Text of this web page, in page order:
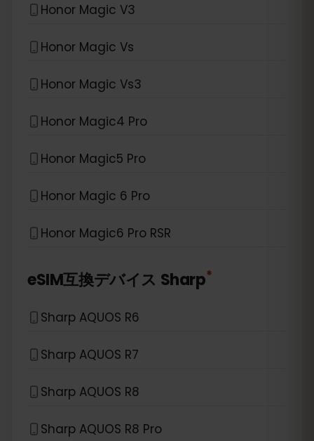
Honor Magic V3
Honor Magic Vs
Honor Magic Vs3
Honor Magic4 Pro
Honor Magic5 Pro
Honor Magic 6 Pro
Honor Magic6 Pro RSR
eSIM互換デバイス Sharp*
Sharp AQUOS R6
Sharp AQUOS R7
Sharp AQUOS R8
Sharp AQUOS R8 Pro